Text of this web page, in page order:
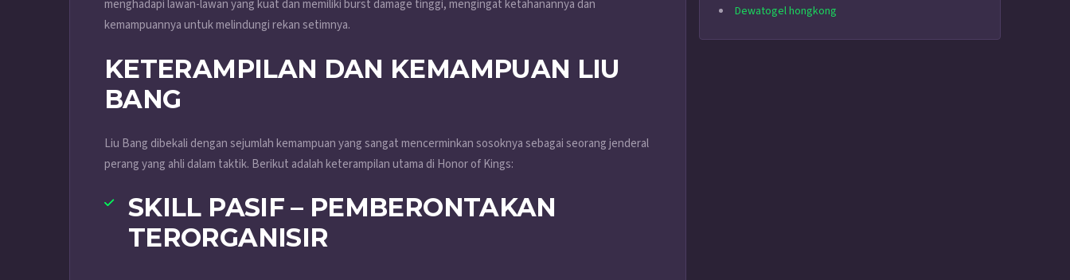
menghadapi lawan-lawan yang kuat dan memiliki burst damage tinggi, mengingat ketahanannya dan
kemampuannya untuk melindungi rekan setimnya.
KETERAMPILAN DAN KEMAMPUAN LIU
BANG
Liu Bang dibekali dengan sejumlah kemampuan yang sangat mencerminkan sosoknya sebagai seorang jenderal
perang yang ahli dalam taktik. Berikut adalah keterampilan utama di Honor of Kings:
SKILL PASIF – PEMBERONTAKAN
TERORGANISIR
Dewatogel hongkong